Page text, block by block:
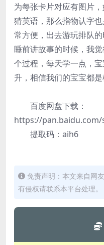
为每张卡片对应有图片
猜英语，那么指物认字
常方便，出去游玩排队
睡前讲故事的时候，我
个过程，每天学一点，
升，相信我们的宝宝都是
百度网盘下载：
https://pan.baidu.com/
提取码：aih6
免责声明：本文来自网
有侵权请联系本平台处理。